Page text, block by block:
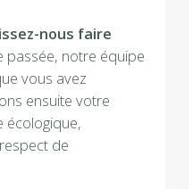
nous faire
passée, notre équipe
vous avez
ensuite votre
écologique,
de